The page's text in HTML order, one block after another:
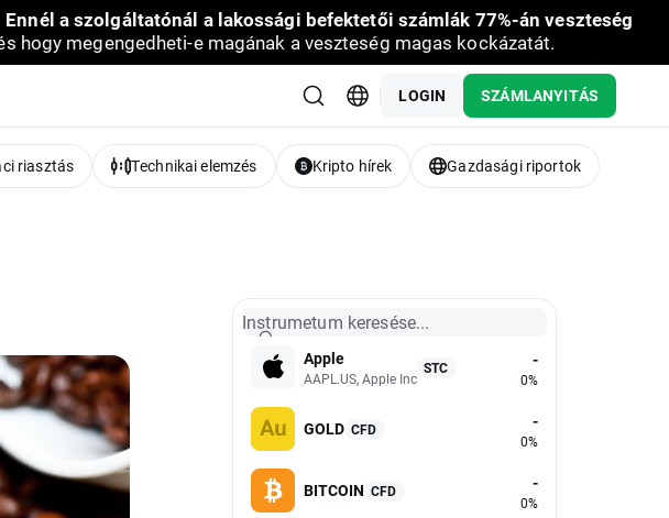
Ennél a szolgáltatónál a lakossági befektetői számlák 77%-án veszteség
hogy megengedheti-e magának a veszteség magas kockázatát.
LOGIN SZÁMLANYITÁS
riasztás Technikai elemzés Kripto hírek Gazdasági riportok
Instrumetum keresése...
Apple
AAPL.US, Apple Inc
STC -
0%
GOLD CFD -
0%
BITCOIN CFD -
0%